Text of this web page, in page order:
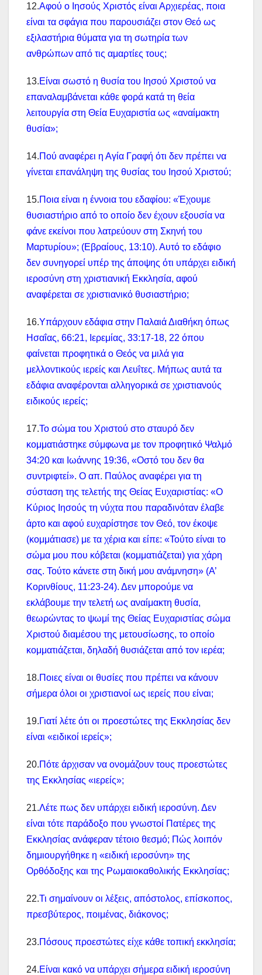
12.Αφού ο Ιησούς Χριστός είναι Αρχιερέας, ποια
είναι τα σφάγια που παρουσιάζει στον Θεό ως
εξιλαστήρια θύματα για τη σωτηρία των
ανθρώπων από τις αμαρτίες τους;
13.Είναι σωστό η θυσία του Ιησού Χριστού να
επαναλαμβάνεται κάθε φορά κατά τη θεία
λειτουργία στη Θεία Ευχαριστία ως «αναίμακτη
θυσία»;
14.Πού αναφέρει η Αγία Γραφή ότι δεν πρέπει να
γίνεται επανάληψη της θυσίας του Ιησού Χριστού;
15.Ποια είναι η έννοια του εδαφίου: «Έχουμε
θυσιαστήριο από το οποίο δεν έχουν εξουσία να
φάνε εκείνοι που λατρεύουν στη Σκηνή του
Μαρτυρίου»; (Εβραίους, 13:10). Αυτό το εδάφιο
δεν συνηγορεί υπέρ της άποψης ότι υπάρχει ειδική
ιεροσύνη στη χριστιανική Εκκλησία, αφού
αναφέρεται σε χριστιανικό θυσιαστήριο;
16.Υπάρχουν εδάφια στην Παλαιά Διαθήκη όπως
Ησαΐας, 66:21, Ιερεμίας, 33:17-18, 22 όπου
φαίνεται προφητικά ο Θεός να μιλά για
μελλοντικούς ιερείς και Λευΐτες. Μήπως αυτά τα
εδάφια αναφέρονται αλληγορικά σε χριστιανούς
ειδικούς ιερείς;
17.Το σώμα του Χριστού στο σταυρό δεν
κομματιάστηκε σύμφωνα με τον προφητικό Ψαλμό
34:20 και Ιωάννης 19:36, «Οστό του δεν θα
συντριφτεί». Ο απ. Παύλος αναφέρει για τη
σύσταση της τελετής της Θείας Ευχαριστίας: «Ο
Κύριος Ιησούς τη νύχτα που παραδινόταν έλαβε
άρτο και αφού ευχαρίστησε τον Θεό, τον έκοψε
(κομμάτιασε) με τα χέρια και είπε: «Τούτο είναι το
σώμα μου που κόβεται (κομματιάζεται) για χάρη
σας. Τούτο κάνετε στη δική μου ανάμνηση» (Α’
Κορινθίους, 11:23-24). Δεν μπορούμε να
εκλάβουμε την τελετή ως αναίμακτη θυσία,
θεωρώντας το ψωμί της Θείας Ευχαριστίας σώμα
Χριστού διαμέσου της μετουσίωσης, το οποίο
κομματιάζεται, δηλαδή θυσιάζεται από τον ιερέα;
18.Ποιες είναι οι θυσίες που πρέπει να κάνουν
σήμερα όλοι οι χριστιανοί ως ιερείς που είναι;
19.Γιατί λέτε ότι οι προεστώτες της Εκκλησίας δεν
είναι «ειδικοί ιερείς»;
20.Πότε άρχισαν να ονομάζουν τους προεστώτες
της Εκκλησίας «ιερείς»;
21.Λέτε πως δεν υπάρχει ειδική ιεροσύνη. Δεν
είναι τότε παράδοξο που γνωστοί Πατέρες της
Εκκλησίας ανάφεραν τέτοιο θεσμό; Πώς λοιπόν
δημιουργήθηκε η «ειδική ιεροσύνη» της
Ορθόδοξης και της Ρωμαιοκαθολικής Εκκλησίας;
22.Τι σημαίνουν οι λέξεις, απόστολος, επίσκοπος,
πρεσβύτερος, ποιμένας, διάκονος;
23.Πόσους προεστώτες είχε κάθε τοπική εκκλησία;
24.Είναι κακό να υπάρχει σήμερα ειδική ιεροσύνη